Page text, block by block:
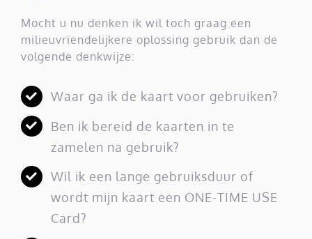
Mocht u nu denken ik wil toch graag een
milieuvriendelijkere oplossing gebruik dan de
volgende denkwijze:
Waar ga ik de kaart voor gebruiken?
Ben ik bereid de kaarten in te
zamelen na gebruik?
Wil ik een lange gebruiksduur of
wordt mijn kaart een ONE-TIME USE
Card?